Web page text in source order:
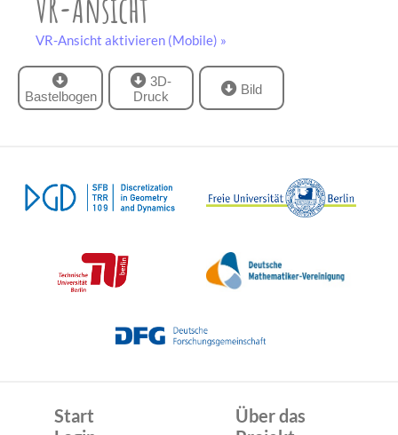
VR-Ansicht
VR-Ansicht aktivieren (Mobile) »
Bastelbogen
3D-
Druck
Bild
Start
Über das